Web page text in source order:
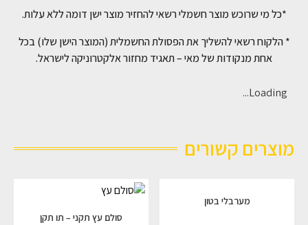
*כל מי שרוכש מוצר חשמלי רשאי להחזיר מוצר ישן דומה ללא עלות.
* הלקוח רשאי להשליך את הפסולת החשמלית (המוצר הישן שלו) בכל
אחת מנקודות של מאי – תאגיד מחזור אלקטרוניקה לישראל.
Loading...
מוצרים קשורים
מערבלי בטון
סולם עץ תקני – תו תקן